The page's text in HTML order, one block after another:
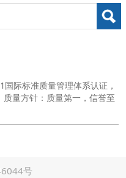
际标准质量管理体系认证，
量方针：质量第一，信誉至
号